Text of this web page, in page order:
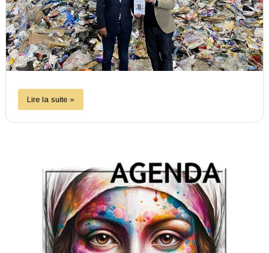
Lire la suite »